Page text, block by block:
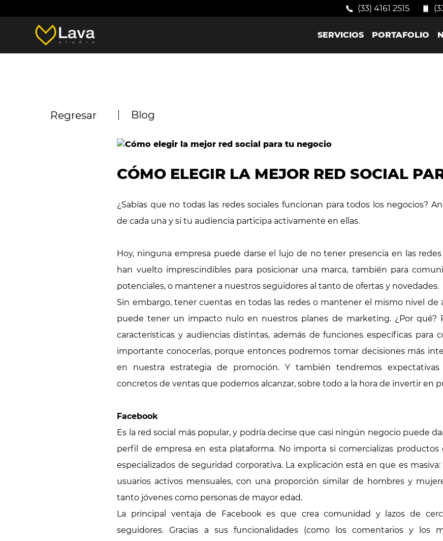
(33) 4161 2515
SERVICIOS PORTAFOLIO
Regresar Blog
CÓMO ELEGIR LA MEJOR RED SOCIAL
¿Sabías que no todas las redes sociales funcionan para todos los negocios?
de cada una y si tu audiencia participa activamente en ellas.
Hoy, ninguna empresa puede darse el lujo de no tener presencia en las redes
han vuelto imprescindibles para posicionar una marca, también para
potenciales, o mantener a nuestros seguidores al tanto de ofertas y novedades.
Sin embargo, tener cuentas en todas las redes o mantener el mismo nivel de
puede tener un impacto nulo en nuestros planes de marketing. ¿Por qué?
características y audiencias distintas, además de funciones específicas para
importante conocerlas, porque entonces podremos tomar decisiones más
en nuestra estrategia de promoción. Y también tendremos expectativas
concretos de ventas que podemos alcanzar, sobre todo a la hora de invertir en
Facebook
Es la red social más popular, y podría decirse que casi ningún negocio puede
perfil de empresa en esta plataforma. No importa si comercializas productos
especializados de seguridad corporativa. La explicación está en que es
usuarios activos mensuales, con una proporción similar de hombres y
tanto jóvenes como personas de mayor edad.
La principal ventaja de Facebook es que crea comunidad y lazos de
seguidores. Gracias a sus funcionalidades (como los comentarios y los